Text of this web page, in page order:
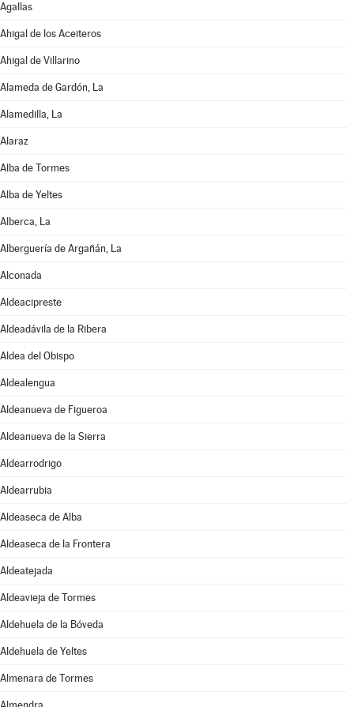
Agallas
Ahigal de los Aceiteros
Ahigal de Villarino
Alameda de Gardón, La
Alamedilla, La
Alaraz
Alba de Tormes
Alba de Yeltes
Alberca, La
Alberguería de Argañán, La
Alconada
Aldeacipreste
Aldeadávila de la Ribera
Aldea del Obispo
Aldealengua
Aldeanueva de Figueroa
Aldeanueva de la Sierra
Aldearrodrigo
Aldearrubia
Aldeaseca de Alba
Aldeaseca de la Frontera
Aldeatejada
Aldeavieja de Tormes
Aldehuela de la Bóveda
Aldehuela de Yeltes
Almenara de Tormes